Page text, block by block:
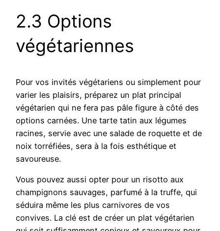
2.3 Options
végétariennes
Pour vos invités végétariens ou simplement pour
varier les plaisirs, préparez un plat principal
végétarien qui ne fera pas pâle figure à côté des
options carnées. Une tarte tatin aux légumes
racines, servie avec une salade de roquette et de
noix torréfiées, sera à la fois esthétique et
savoureuse.
Vous pouvez aussi opter pour un risotto aux
champignons sauvages, parfumé à la truffe, qui
séduira même les plus carnivores de vos
convives. La clé est de créer un plat végétarien